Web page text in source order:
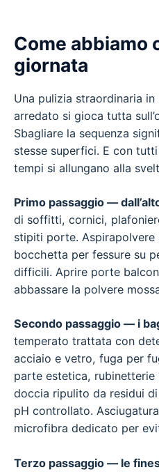
Come abbiamo
giornata
Una pulizia straordinaria
arredato si gioca tutta
Sbagliare la sequenza
stesse superfici. E con
tempi si allungano alla
Primo passaggio —
di soffitti, cornici,
stipiti porte. Aspirapolvere
bocchetta per fessure su
difficili. Aprire porte
abbassare la polvere
Secondo passaggio — i
temperato trattata con
acciaio e vetro, fuga per
parte estetica,
doccia ripulito da residui
pH controllato.
microfibra dedicato per
Terzo passaggio — le